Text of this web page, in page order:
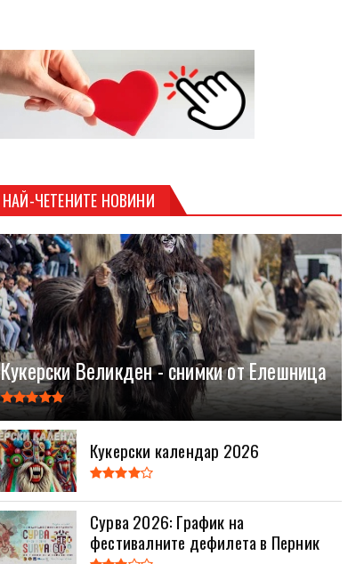
НАЙ-ЧЕТЕНИТЕ НОВИНИ
Кукерски Великден - снимки от Елешница
Кукерски календар 2026
Сурва 2026: График на
фестивалните дефилета в Перник